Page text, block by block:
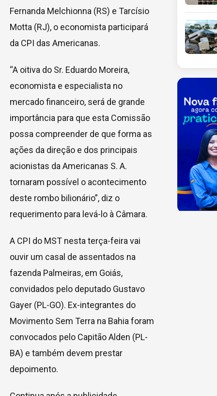
Fernanda Melchionna (RS) e Tarcísio
Motta (RJ), o economista participará
da CPI das Americanas.
“A oitiva do Sr. Eduardo Moreira,
economista e especialista no
mercado financeiro, será de grande
importância para que esta Comissão
possa compreender de que forma as
ações da direção e dos principais
acionistas da Americanas S. A.
tornaram possível o acontecimento
deste rombo bilionário”, diz o
requerimento para levá-lo à Câmara.
A CPI do MST nesta terça-feira vai
ouvir um casal de assentados na
fazenda Palmeiras, em Goiás,
convidados pelo deputado Gustavo
Gayer (PL-GO). Ex-integrantes do
Movimento Sem Terra na Bahia foram
convocados pelo Capitão Alden (PL-
BA) e também devem prestar
depoimento.